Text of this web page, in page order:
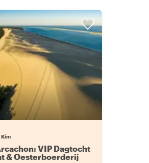
VIP Dagtocht
& Oesterboerderij